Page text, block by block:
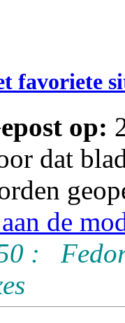
favoriete
op:
dat
de
: